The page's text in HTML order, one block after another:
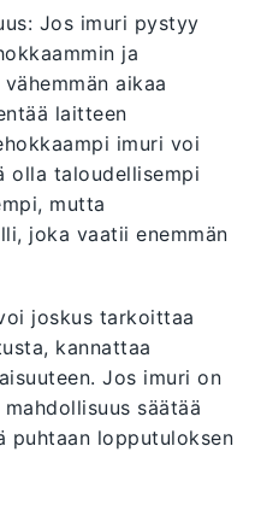
Jos imuri pystyy
ja
aikaa
laitteen
imuri voi
olla taloudellisempi
mutta
joka vaatii enemmän
joskus tarkoittaa
kannattaa
Jos imuri on
säätää
puhtaan lopputuloksen